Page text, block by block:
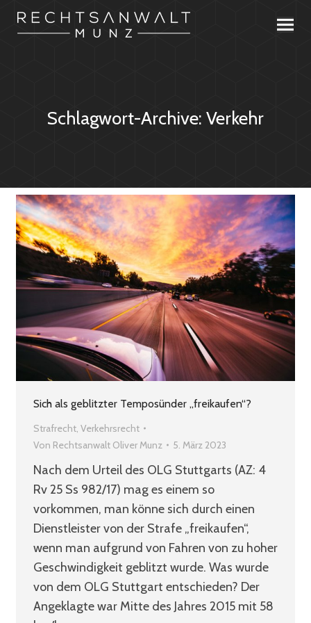
Schlagwort-Archive: Verkehr
Sich als geblitzter Temposünder „freikaufen“?
Strafrecht, Verkehrsrecht
Von Rechtsanwalt Oliver Munz 5. März 2023
Nach dem Urteil des OLG Stuttgarts (AZ: 4
Rv 25 Ss 982/17) mag es einem so
vorkommen, man könne sich durch einen
Dienstleister von der Strafe „freikaufen“,
wenn man aufgrund von Fahren von zu hoher
Geschwindigkeit geblitzt wurde. Was wurde
von dem OLG Stuttgart entschieden? Der
Angeklagte war Mitte des Jahres 2015 mit 58